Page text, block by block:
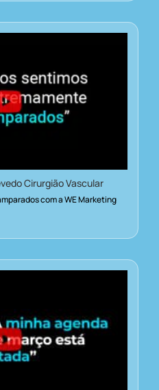
Cirurgião Vascular
com a WE Marketing